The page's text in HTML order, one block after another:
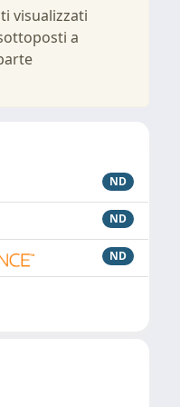
visualizzati
a
ND
ND
ND